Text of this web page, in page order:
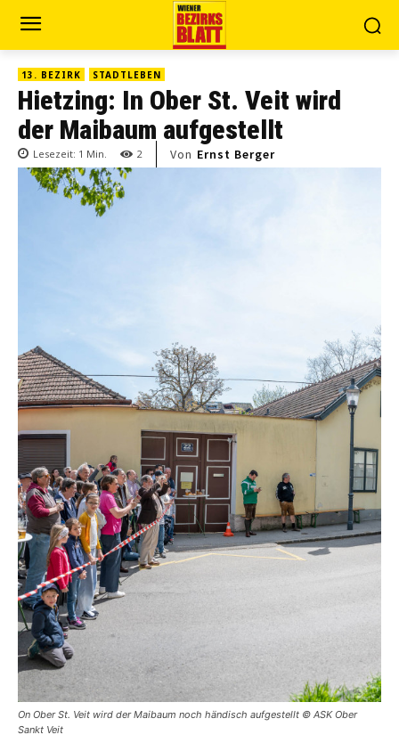
13. BEZIRK STADTLEBEN
Hietzing: In Ober St. Veit wird
der Maibaum aufgestellt
Lesezeit: 1 Min. 2 Von Ernst Berger
On Ober St. Veit wird der Maibaum noch händisch aufgestellt © ASK Ober
Sankt Veit